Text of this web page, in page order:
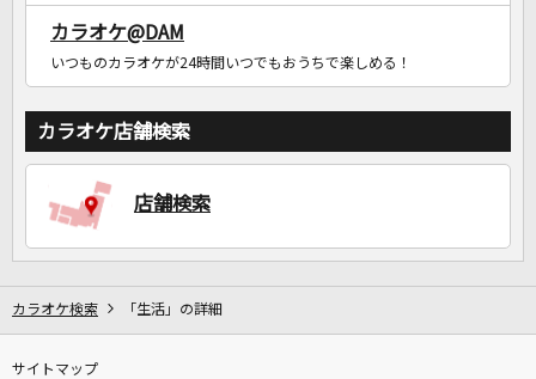
カラオケ@DAM
いつものカラオケが24時間いつでもおうちで楽しめる！
カラオケ店舗検索
店舗検索
カラオケ検索 「生活」の詳細
サイトマップ